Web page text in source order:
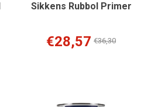
Sikkens Rubbol Primer
€28,57 €36,30